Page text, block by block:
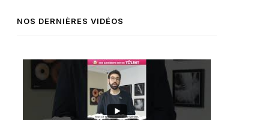
NOS DERNIÈRES VIDÉOS